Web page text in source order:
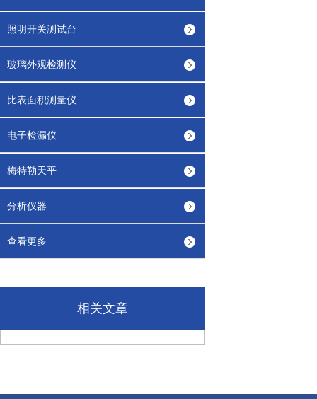
照明开关测试台
玻璃外观检测仪
比表面积测量仪
电子检漏仪
梅特勒天平
分析仪器
查看更多
相关文章